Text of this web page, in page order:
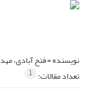
نویسنده =فتح آبادی،
تعداد مقالات: 1